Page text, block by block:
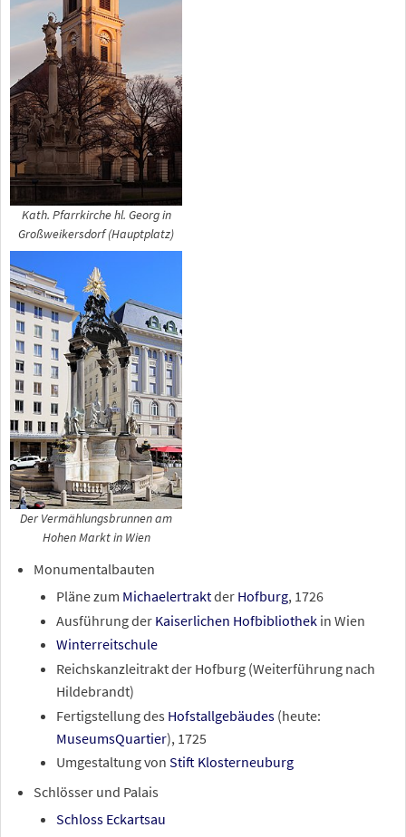
Kath. Pfarrkirche hl. Georg in
Großweikersdorf (Hauptplatz)
Der Vermählungsbrunnen am
Hohen Markt in Wien
Monumentalbauten
Pläne zum Michaelertraktder Hofburg, 1726
Ausführung der Kaiserlichen Hofbibliothek in Wien
Winterreitschule
Reichskanzleitrakt der Hofburg (Weiterführung nach
Hildebrandt)
Fertigstellung des Hofstallgebäudes (heute:
MuseumsQuartier), 1725
Umgestaltung vonStift Klosterneuburg
Schlösser und Palais
Schloss Eckartsau